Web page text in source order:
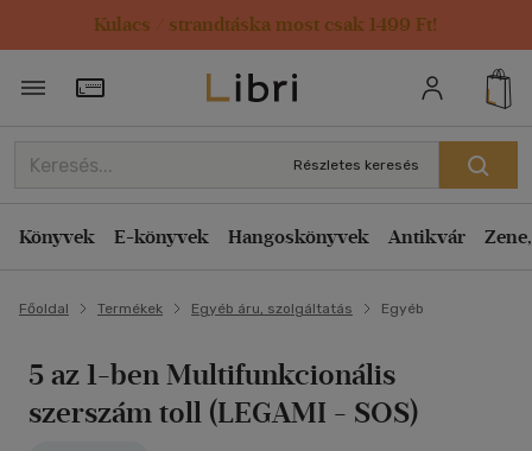
Kulacs / strandtáska most csak 1499 Ft!
Törzsvásárlói Kártya adatai
Részletes keresés
Könyvek E-könyvek Hangoskönyvek Antikvár
Főoldal Termékek Egyéb áru, szolgáltatás Egyéb
5 az 1-ben Multifunkcionális
szerszám toll (LEGAMI - SOS)